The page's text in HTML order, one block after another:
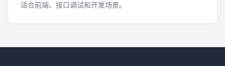
适合前端、接口调试和开发场景。